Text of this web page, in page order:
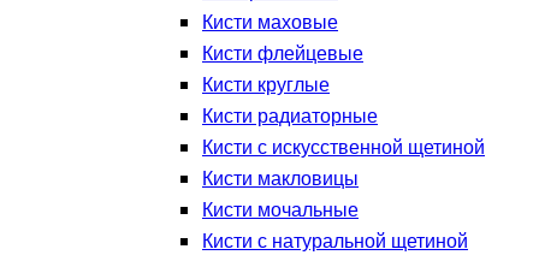
Кисти маховые
Кисти флейцевые
Кисти круглые
Кисти радиаторные
Кисти с искусственной щетиной
Кисти макловицы
Кисти мочальные
Кисти с натуральной щетиной